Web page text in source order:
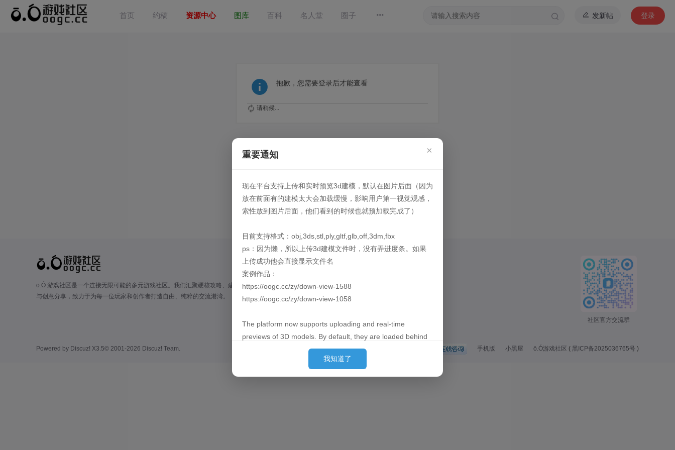
首页 约稿 资源中心 图库 百科 名人堂 圈子 发新帖 登录
抱歉，您需要登录后才能查看
请稍候...
×
重要通知
现在平台支持上传和实时预览3d建模，默认在图片后面（因为
放在前面有的建模太大会加载缓慢，影响用户第一视觉观感，
索性放到图片后面，他们看到的时候也就预加载完成了）
目前支持格式：obj,3ds,stl,ply,gltf,glb,off,3dm,fbx
ps：因为懒，所以上传3d建模文件时，没有弄进度条。如果
上传成功他会直接显示文件名
案例作品：
https://oogc.cc/zy/down-view-1588
https://oogc.cc/zy/down-view-1058
The platform now supports uploading and real-time
previews of 3D models. By default, they are loaded behind
the images. (Since placing them first can cause slow
loading for large models and affect the user's initial
我知道了
ō.Ó 游戏社区是一个连接无限可能的多元游戏社区。我们汇聚硬核攻略、建模资源
与创意分享，致力于为每一位玩家和创作者打造自由、纯粹的交流港湾。
友情链接
社区官方交流群
Powered by Discuz! X3.5© 2001-2026 Discuz! Team. 手机版 小黑屋 ō.Ó游戏社区 ( 黑ICP备2025036765号 )